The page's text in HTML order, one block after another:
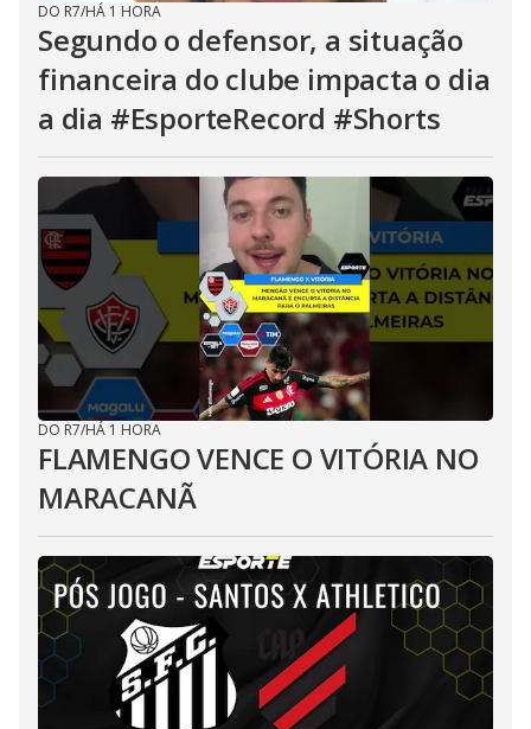
DO R7/HÁ 1 HORA
Segundo o defensor, a situação
financeira do clube impacta o dia
a dia #EsporteRecord #Shorts
DO R7/HÁ 1 HORA
FLAMENGO VENCE O VITÓRIA NO
MARACANÃ